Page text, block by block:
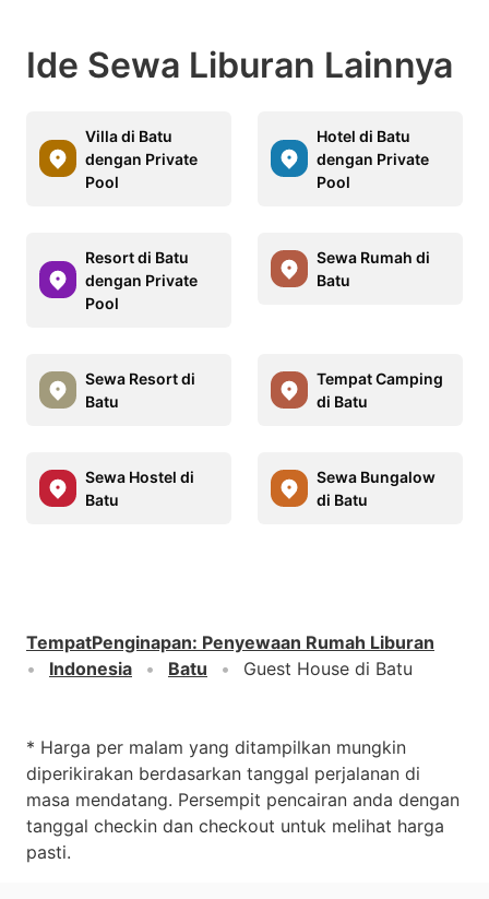
Ide Sewa Liburan Lainnya
Villa di Batu
dengan Private
Pool
Hotel di Batu
dengan Private
Pool
Resort di Batu
dengan Private
Pool
Sewa Rumah di
Batu
Sewa Resort di
Batu
Tempat Camping
di Batu
Sewa Hostel di
Batu
Sewa Bungalow
di Batu
TempatPenginapan: Penyewaan Rumah Liburan
Indonesia
Batu Guest House di Batu
* Harga per malam yang ditampilkan mungkin
diperikirakan berdasarkan tanggal perjalanan di
masa mendatang. Persempit pencairan anda dengan
tanggal checkin dan checkout untuk melihat harga
pasti.